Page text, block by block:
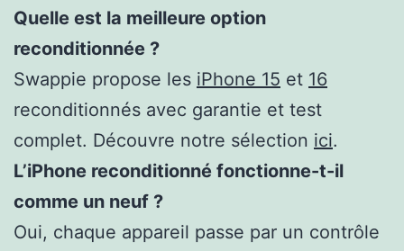
Quelle est la meilleure option
reconditionnée ?
Swappie propose les iPhone 15 et 16
reconditionnés avec garantie et test
complet. Découvre notre sélection ici.
L’iPhone reconditionné fonctionne-t-il
comme un neuf ?
Oui, chaque appareil passe par un contrôle